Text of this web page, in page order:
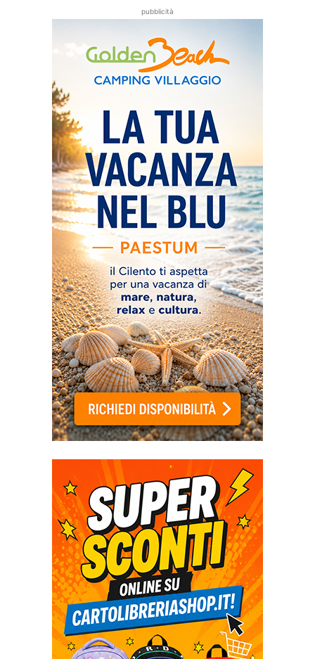
pubblicità